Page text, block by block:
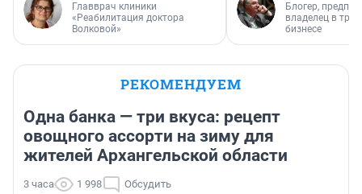
Главврач клиники
«Реабилитация доктора
Волковой»
Блогер,
владелец в
бизнесе
РЕКОМЕНДУЕМ
Одна банка — три вкуса: рецепт
овощного ассорти на зиму для
жителей Архангельской области
3 часа 1 998 Обсудить